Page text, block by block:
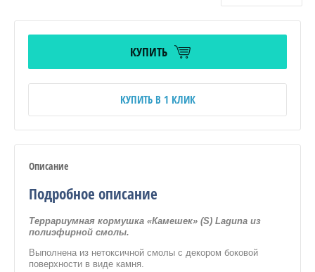
КУПИТЬ
КУПИТЬ В 1 КЛИК
Описание
Подробное описание
Террариумная кормушка «Камешек» (S) Laguna из
полиэфирной смолы.
Выполнена из нетоксичной смолы с декором боковой
поверхности в виде камня.